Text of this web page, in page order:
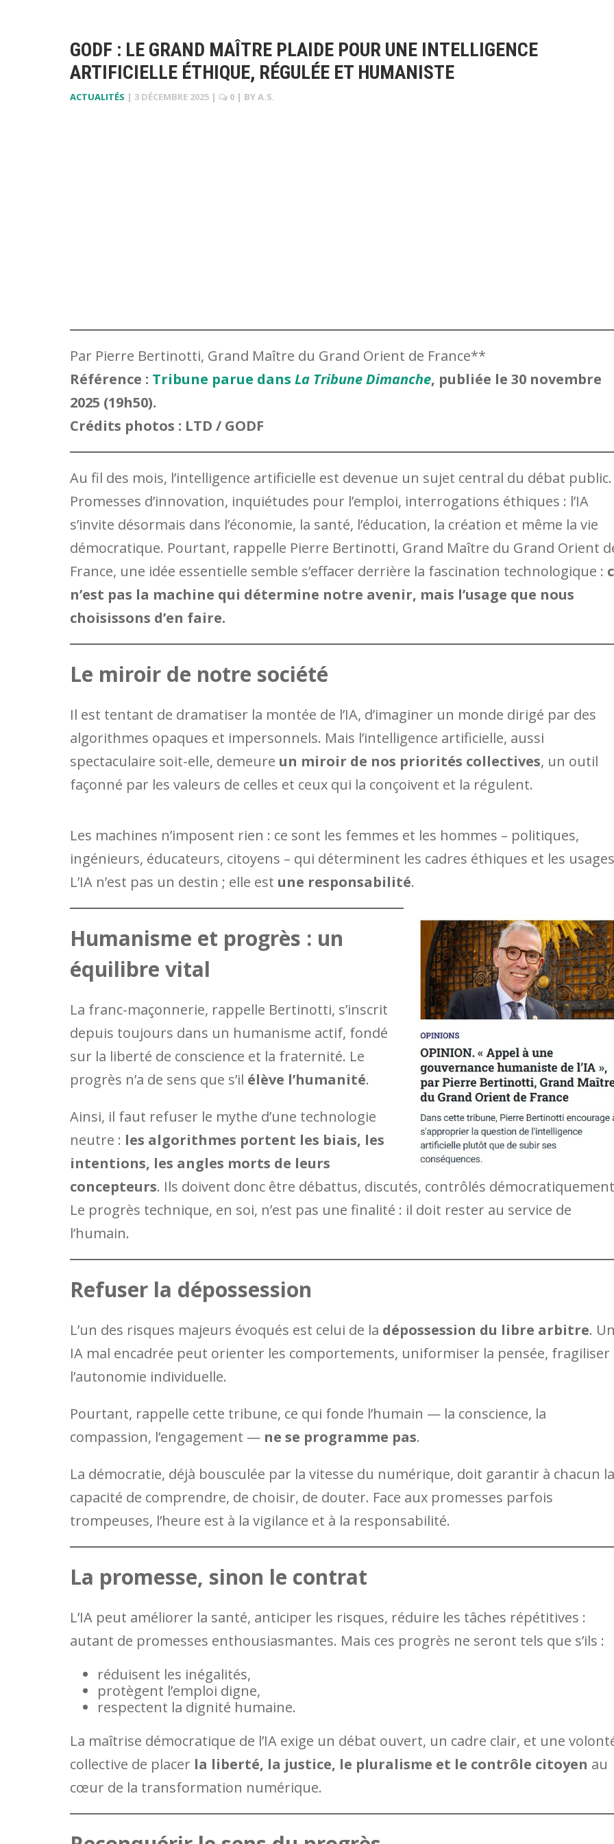
GODF : LE GRAND MAÎTRE PLAIDE POUR UNE INTELLIGENCE
ARTIFICIELLE ÉTHIQUE, RÉGULÉE ET HUMANISTE
ACTUALITÉS | 3 DÉCEMBRE 2025 | 0 | BYA.S.
Par Pierre Bertinotti, Grand Maître du Grand Orient de France**
Référence : Tribune parue dans La Tribune Dimanche, publiée le 30 novembre
2025 (19h50).
Crédits photos : LTD / GODF
Au fil des mois, l’intelligence artificielle est devenue un sujet central du débat public.
Promesses d’innovation, inquiétudes pour l’emploi, interrogations éthiques : l’IA
s’invite désormais dans l’économie, la santé, l’éducation, la création et même la vie
démocratique. Pourtant, rappelle Pierre Bertinotti, Grand Maître du Grand Orient
France, une idée essentielle semble s’effacer derrière la fascination technologique :
n’est pas la machine qui détermine notre avenir, mais l’usage que nous
choisissons d’en faire.
Le miroir de notre société
Il est tentant de dramatiser la montée de l’IA, d’imaginer un monde dirigé par des
algorithmes opaques et impersonnels. Mais l’intelligence artificielle, aussi
spectaculaire soit-elle, demeure un miroir de nos priorités collectives, un outil
façonné par les valeurs de celles et ceux qui la conçoivent et la régulent.
Les machines n’imposent rien : ce sont les femmes et les hommes – politiques,
ingénieurs, éducateurs, citoyens – qui déterminent les cadres éthiques et les
L’IA n’est pas un destin ; elle est une responsabilité.
Humanisme et progrès : un
équilibre vital
La franc-maçonnerie, rappelle Bertinotti, s’inscrit
depuis toujours dans un humanisme actif, fondé
sur la liberté de conscience et la fraternité. Le
progrès n’a de sens que s’il élève l’humanité.
Ainsi, il faut refuser le mythe d’une technologie
neutre : les algorithmes portent les biais, les
intentions, les angles morts de leurs
concepteurs. Ils doivent donc être débattus, discutés, contrôlés
Le progrès technique, en soi, n’est pas une finalité : il doit rester au service de
l’humain.
Refuser la dépossession
L’un des risques majeurs évoqués est celui de la dépossession du libre arbitre.
IA mal encadrée peut orienter les comportements, uniformiser la pensée, fragiliser
l’autonomie individuelle.
Pourtant, rappelle cette tribune, ce qui fonde l’humain — la conscience, la
compassion, l’engagement — ne se programme pas.
La démocratie, déjà bousculée par la vitesse du numérique, doit garantir à chacun la
capacité de comprendre, de choisir, de douter. Face aux promesses parfois
trompeuses, l’heure est à la vigilance et à la responsabilité.
La promesse, sinon le contrat
L’IA peut améliorer la santé, anticiper les risques, réduire les tâches répétitives :
autant de promesses enthousiasmantes. Mais ces progrès ne seront tels que s’ils :
réduisent les inégalités,
protègent l’emploi digne,
respectent la dignité humaine.
La maîtrise démocratique de l’IA exige un débat ouvert, un cadre clair, et une
collective de placer la liberté, la justice, le pluralisme et le contrôle citoyen au
cœur de la transformation numérique.